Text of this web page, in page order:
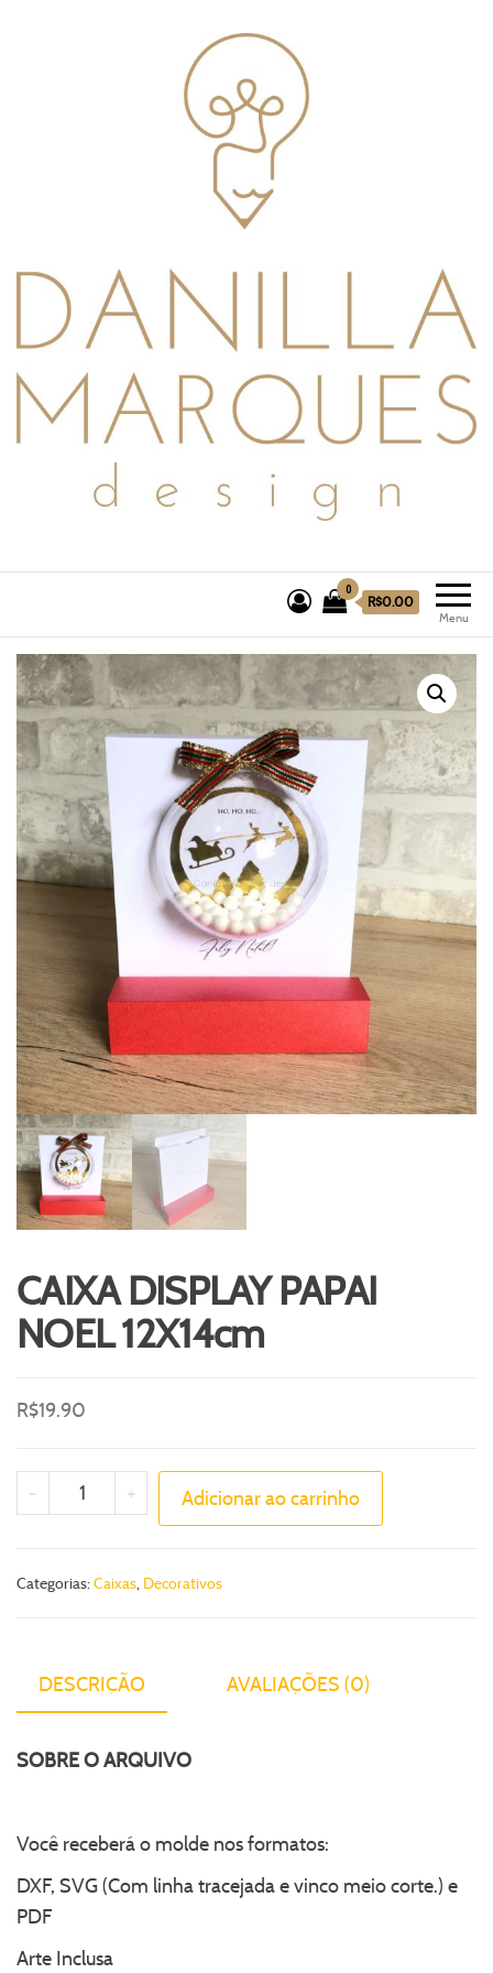
Menu
0
R$0.00
CAIXA DISPLAY PAPAI
NOEL 12X14cm
R$19.90
- + Adicionar ao carrinho
Categorias: Caixas Decorativos
DESCRIÇÃO AVALIAÇÕES (0)
SOBRE O ARQUIVO
Você receberá o molde nos formatos:
DXF, SVG (Com linha tracejada e vinco meio corte.) e
PDF
Arte Inclusa